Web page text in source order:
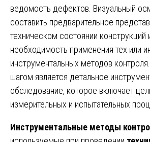
ведомость дефектов. Визуальный
составить предварительное
техническом состоянии конструкций
необходимость применения тех или
инструментальных методов
шагом является детальное
обследование, которое включает
измерительных и испытательных
Инструментальные методы